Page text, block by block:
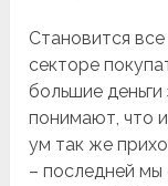
Cтановится
секторе
большие
понимают, что
ум так же
– последней мы